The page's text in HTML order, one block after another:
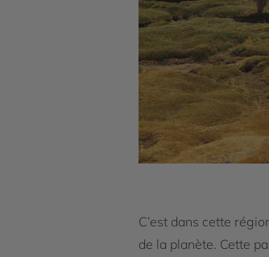
C’est dans cette
de la planète. Cette